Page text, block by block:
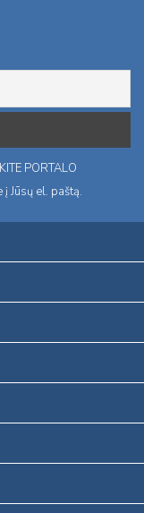
PORTALO
Jūsų el. paštą.